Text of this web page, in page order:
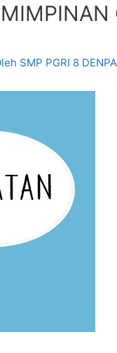
SMP PGRI 8